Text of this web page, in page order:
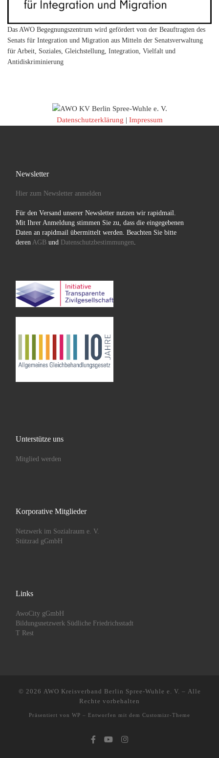
Das AWO Begegnungszentrum wird gefördert von der Beauftragten des
Senats für Integration und Migration aus Mitteln der Senatsverwaltung
für Arbeit, Soziales, Gleichstellung, Integration, Vielfalt und
Antidiskriminierung
Datenschutzerklärung | Impressum
Newsletter
Hier zum Newsletter anmelden
Für den Versand unserer Newsletter nutzen wir rapidmail.
Mit Ihrer Anmeldung stimmen Sie zu, dass die eingegebenen
Daten an rapidmail übermittelt werden. Beachten Sie bitte
deren AGBund Datenschutzbestimmungen.
Unterstütze uns
Mitglied werden
Korporative Mitglieder
Netzwerk im Sozialraum e. V.
Stützrad gGmbH
Links
AwoCity gGmbH
Bildungsnetzwerk Südliche Friedrichsstadt
T Rest
© 2026 AWO Kreisverband Berlin Spree-Wuhle e. V. – Alle
Rechte vorbehalten
Präsentiert von WP – Entworfen mit dem Customizr-Theme